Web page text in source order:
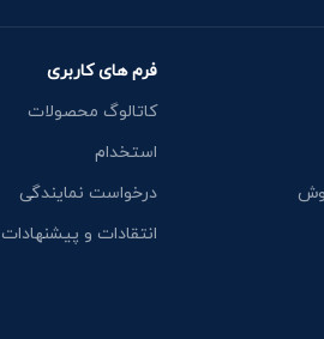
فرم های کاربری
کاتالوگ محصولات
استخدام
درخواست نمایندگی
انتقادات و پیشنهادات